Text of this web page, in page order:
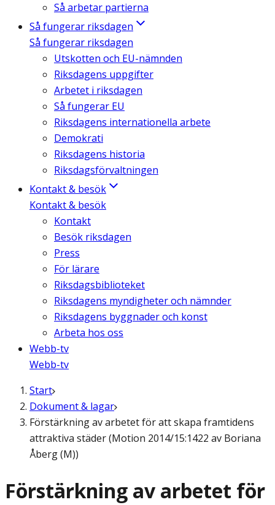
Så arbetar partierna
Så fungerar riksdagen
Så fungerar riksdagen
Utskotten och EU-nämnden
Riksdagens uppgifter
Arbetet i riksdagen
Så fungerar EU
Riksdagens internationella arbete
Demokrati
Riksdagens historia
Riksdagsförvaltningen
Kontakt & besök
Kontakt & besök
Kontakt
Besök riksdagen
Press
För lärare
Riksdagsbiblioteket
Riksdagens myndigheter och nämnder
Riksdagens byggnader och konst
Arbeta hos oss
Webb-tv
Webb-tv
Start
Dokument & lagar
Förstärkning av arbetet för att skapa framtidens
attraktiva städer (Motion 2014/15:1422 av Boriana
Åberg (M))
Förstärkning av arbetet för